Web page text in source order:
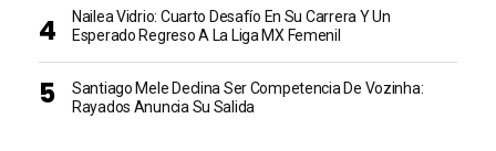
Nailea Vidrio: Cuarto Desafío En Su Carrera Y Un
Esperado Regreso A La Liga MX Femenil
Santiago Mele Declina Ser Competencia De Vozinha:
Rayados Anuncia Su Salida